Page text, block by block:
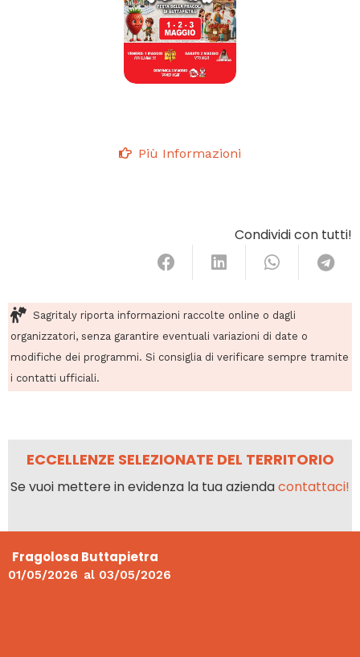
Più Informazioni
Condividi con tutti!
Sagritaly riporta informazioni raccolte online o dagli
organizzatori, senza garantire eventuali variazioni di date o
modifiche dei programmi. Si consiglia di verificare sempre tramite
i contatti ufficiali.
ECCELLENZE SELEZIONATE DEL TERRITORIO
Se vuoi mettere in evidenza la tua aziendacontattaci!
Fragolosa Buttapietra
01/05/2026 al 03/05/2026